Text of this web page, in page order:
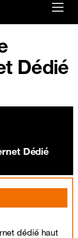
Dédié
Dédié
dédié haut